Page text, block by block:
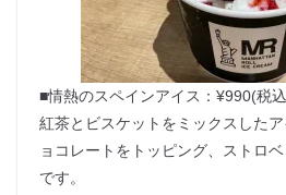
■情熱のスペインアイス：¥990(税
紅茶とビスケットをミックスした
ョコレートをトッピング、ストロ
です。